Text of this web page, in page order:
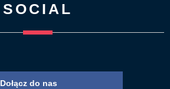
SOCIAL
Dołącz do nas